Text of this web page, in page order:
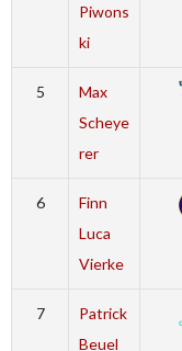
Piwons
ki
5
Max
Scheye
rer
6
Finn
Luca
Vierke
7
Patrick
Beuel